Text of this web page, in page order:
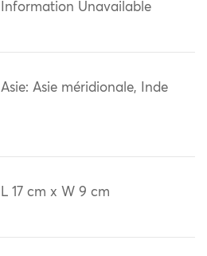
Information Unavailable
Asie: Asie méridionale, Inde
L 17 cm x W 9 cm